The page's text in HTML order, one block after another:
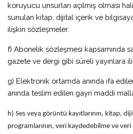
koruyucu unsurları açılmış olması
sunulan kitap, dijital içerik ve
ilişkin sözleşmeler.
f) Abonelik sözleşmesi kapsamında
gazete ve dergi gibi süreli yayınlara
g) Elektronik ortamda anında ifa
anında teslim edilen gayri maddi
h) Ses veya görüntü kayıtlarının, kitap,
programlarının, veri kaydedebilme ve veri